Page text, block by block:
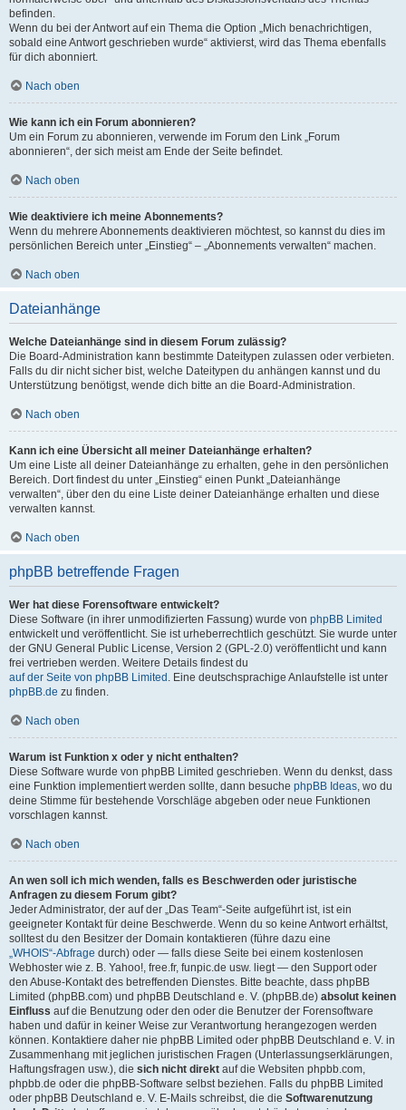
befinden.
Wenn du bei der Antwort auf ein Thema die Option „Mich benachrichtigen,
sobald eine Antwort geschrieben wurde“ aktivierst, wird das Thema ebenfalls
für dich abonniert.
Nach oben
Wie kann ich ein Forum abonnieren?
Um ein Forum zu abonnieren, verwende im Forum den Link „Forum
abonnieren“, der sich meist am Ende der Seite befindet.
Nach oben
Wie deaktiviere ich meine Abonnements?
Wenn du mehrere Abonnements deaktivieren möchtest, so kannst du dies im
persönlichen Bereich unter „Einstieg“ – „Abonnements verwalten“ machen.
Nach oben
Dateianhänge
Welche Dateianhänge sind in diesem Forum zulässig?
Die Board-Administration kann bestimmte Dateitypen zulassen oder verbieten.
Falls du dir nicht sicher bist, welche Dateitypen du anhängen kannst und du
Unterstützung benötigst, wende dich bitte an die Board-Administration.
Nach oben
Kann ich eine Übersicht all meiner Dateianhänge erhalten?
Um eine Liste all deiner Dateianhänge zu erhalten, gehe in den persönlichen
Bereich. Dort findest du unter „Einstieg“ einen Punkt „Dateianhänge
verwalten“, über den du eine Liste deiner Dateianhänge erhalten und diese
verwalten kannst.
Nach oben
phpBB betreffende Fragen
Wer hat diese Forensoftware entwickelt?
Diese Software (in ihrer unmodifizierten Fassung) wurde von phpBB Limited
entwickelt und veröffentlicht. Sie ist urheberrechtlich geschützt. Sie wurde unter
der GNU General Public License, Version 2 (GPL-2.0) veröffentlicht und kann
frei vertrieben werden. Weitere Details findest du
auf der Seite von phpBB Limited . Eine deutschsprachige Anlaufstelle ist unter
phpBB.de zu finden.
Nach oben
Warum ist Funktion x oder y nicht enthalten?
Diese Software wurde von phpBB Limited geschrieben. Wenn du denkst, dass
eine Funktion implementiert werden sollte, dann besuche phpBB Ideas, wo du
deine Stimme für bestehende Vorschläge abgeben oder neue Funktionen
vorschlagen kannst.
Nach oben
An wen soll ich mich wenden, falls es Beschwerden oder juristische
Anfragen zu diesem Forum gibt?
Jeder Administrator, der auf der „Das Team“-Seite aufgeführt ist, ist ein
geeigneter Kontakt für deine Beschwerde. Wenn du so keine Antwort erhältst,
solltest du den Besitzer der Domain kontaktieren (führe dazu eine
„WHOIS“-Abfrage durch) oder — falls diese Seite bei einem kostenlosen
Webhoster wie z. B. Yahoo!, free.fr, funpic.de usw. liegt — den Support oder
den Abuse-Kontakt des betreffenden Dienstes. Bitte beachte, dass phpBB
Limited (phpBB.com) und phpBB Deutschland e. V. (phpBB.de) absolut keinen
Einfluss auf die Benutzung oder den oder die Benutzer der Forensoftware
haben und dafür in keiner Weise zur Verantwortung herangezogen werden
können. Kontaktiere daher nie phpBB Limited oder phpBB Deutschland e. V. in
Zusammenhang mit jeglichen juristischen Fragen (Unterlassungserklärungen,
Haftungsfragen usw.), die sich nicht direkt auf die Websiten phpbb.com,
phpbb.de oder die phpBB-Software selbst beziehen. Falls du phpBB Limited
oder phpBB Deutschland e. V. E-Mails schreibst, die die Softwarenutzung